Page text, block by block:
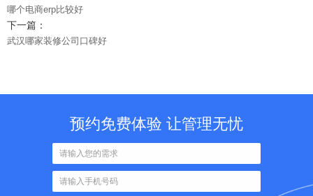
哪个电商erp比较好
下一篇：
武汉哪家装修公司口碑好
预约免费体验 让管理无忧